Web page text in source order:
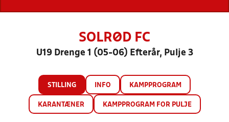
SOLRØD FC
U19 Drenge 1 (05-06) Efterår, Pulje 3
STILLING INFO KAMPPROGRAM
KARANTÆNER KAMPPROGRAM FOR PULJE